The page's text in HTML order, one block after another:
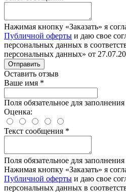
Нажимая кнопку «Заказать» я
Публичной оферты и даю свое
персональных данных в
персональных данных» от
Отправить
Оставить отзыв
Ваше имя *
Поля обязательное для заполнения
Оценка:
Текст сообщения *
Поля обязательное для заполнения
Нажимая кнопку «Заказать» я
Публичной оферты и даю свое
персональных данных в